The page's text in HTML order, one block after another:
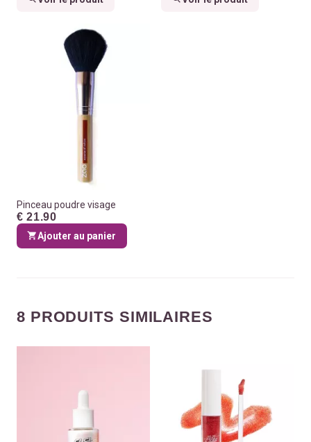
Pinceau poudre visage
€ 21.90
Ajouter au panier
8 PRODUITS SIMILAIRES